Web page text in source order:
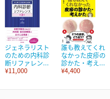
ジェネラリスト
のための内科診
断リファレン...
¥11,000
誰も教えてくれ
なかった皮疹の
診かた・考え...
¥4,400